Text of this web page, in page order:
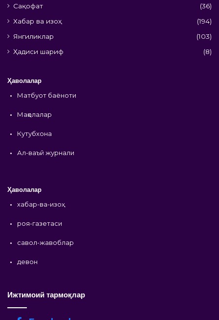
Сақофат
(36)
Хабар ва изоҳ
(194)
Янгиликлар
(103)
Ҳадиси шариф
(8)
Ҳаволалар
• Матбуот баёноти
• Мақолалар
• Кутубхона
• Ал-ваъй журнали
Ҳаволалар
• хабар-ва-изоҳ
• роя-газетаси
• савол-жавоблар
• девон
Ижтимоий тармоқлар